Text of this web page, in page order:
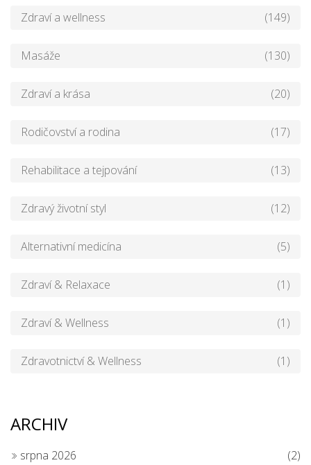
Zdraví a wellness (149)
Masáže (130)
Zdraví a krása (20)
Rodičovství a rodina (17)
Rehabilitace a tejpování (13)
Zdravý životní styl (12)
Alternativní medicína (5)
Zdraví & Relaxace (1)
Zdraví & Wellness (1)
Zdravotnictví & Wellness (1)
ARCHIV
srpna 2026 (2)